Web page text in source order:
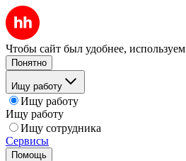
Чтобы сайт был удобнее, используем
Понятно
Ищу работу
Ищу работу
Ищу работу
Ищу сотрудника
Сервисы
Помощь